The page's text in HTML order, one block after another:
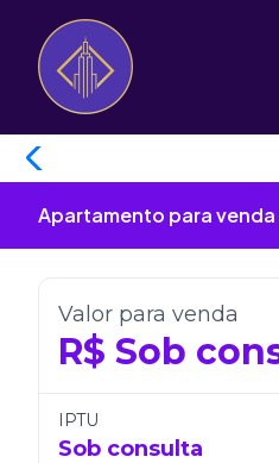
Apartamento para venda
Valor para venda
R$ Sob
IPTU
Sob consulta